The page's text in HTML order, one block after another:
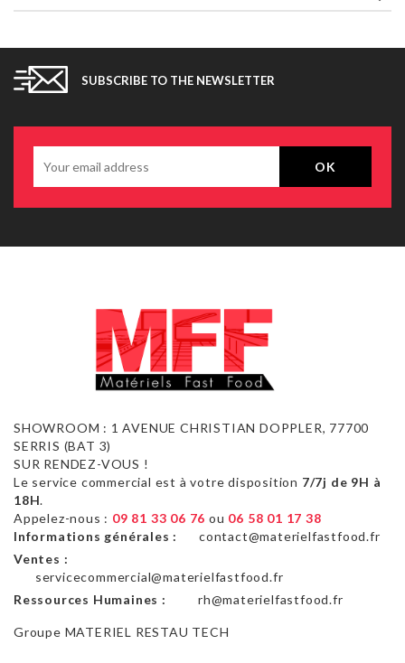
SUBSCRIBE TO THE NEWSLETTER
SHOWROOM : 1 AVENUE CHRISTIAN DOPPLER, 77700
SERRIS (BAT 3)
SUR RENDEZ-VOUS !
Le service commercial est à votre disposition 7/7j de 9H à
18H.
Appelez-nous : 09 81 33 06 76 ou 06 58 01 17 38
Informations générales :
contact@materielfastfood.fr
Ventes :
servicecommercial@materielfastfood.fr
Ressources Humaines :
rh@materielfastfood.fr
Groupe MATERIEL RESTAU TECH